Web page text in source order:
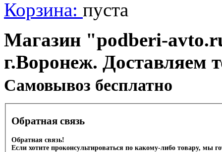
Корзина: пуста
Магазин "podberi-
г.Воронеж. Доставляем
Cамовывоз бесплатно
Обратная связь
Обратная связь!
Если хотите проконсультироваться по какому-либо товару, мы